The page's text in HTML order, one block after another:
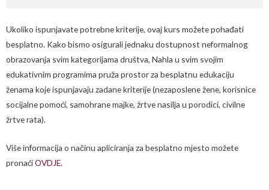
Ukoliko ispunjavate potrebne kriterije, ovaj kurs možete pohađati
besplatno. Kako bismo osigurali jednaku dostupnost neformalnog
obrazovanja svim kategorijama društva, Nahla u svim svojim
edukativnim programima pruža prostor za besplatnu edukaciju
ženama koje ispunjavaju zadane kriterije (nezaposlene žene, korisnice
socijalne pomoći, samohrane majke, žrtve nasilja u porodici, civilne
žrtve rata).
Više informacija o načinu apliciranja za besplatno mjesto možete
pronaćiOVDJE.